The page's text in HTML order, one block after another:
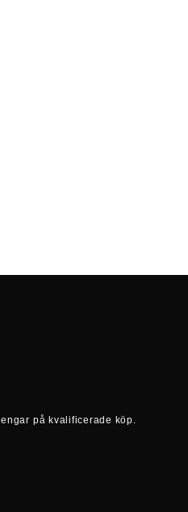
på kvalificerade köp.